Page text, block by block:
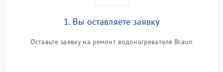
1. Вы оставляете заявку
Оставьте заявку на ремонт водонагревателя Braun